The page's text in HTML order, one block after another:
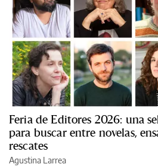
Feria de Editores 2026: una
para buscar entre novelas,
rescates
Agustina Larrea